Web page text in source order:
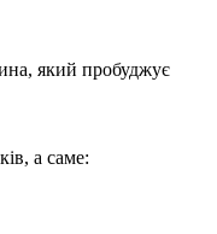
який пробуджує
а саме: